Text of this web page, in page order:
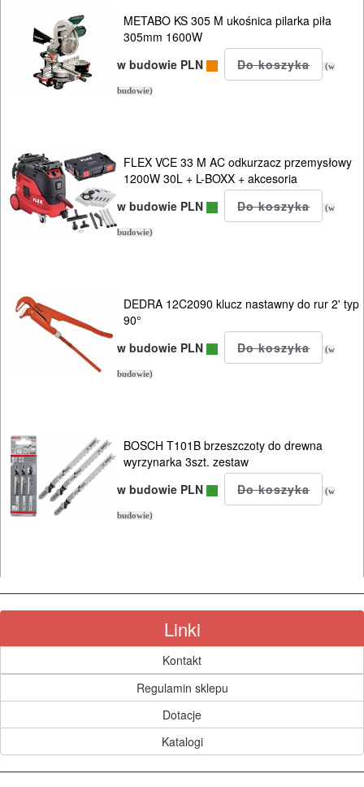
OSPRZĘT
AGREGATY
PRĄDOWE
ROBOCZA
I
BHP
OGRODNICZE
NARZĘDZIA
PILARKI-
MYJKI
CIŚNIENIOWE
METABO KS 305 M ukośnica pilarka piła
305mm 1600W
w budowie PLN
(w
budowie)
FLEX VCE 33 M AC odkurzacz przemysłowy
1200W 30L + L-BOXX + akcesoria
w budowie PLN
(w
budowie)
DEDRA 12C2090 klucz nastawny do rur 2' typ
90°
w budowie PLN
(w
budowie)
BOSCH T101B brzeszczoty do drewna
wyrzynarka 3szt. zestaw
w budowie PLN
(w
budowie)
Linki
Kontakt
Regulamin sklepu
Dotacje
Katalogi